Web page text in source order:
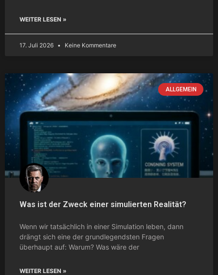
WEITER LESEN »
17. Juli 2026 Keine Kommentare
ALLGEMEIN
Was ist der Zweck einer simulierten Realität?
Wenn wir tatsächlich in einer Simulation leben, dann
drängt sich eine der grundlegendsten Fragen
überhaupt auf: Warum? Was wäre der
WEITER LESEN »